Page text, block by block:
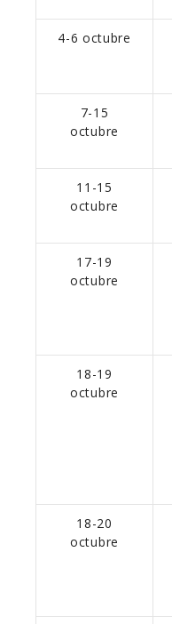
4-6 octubre
7-15
octubre
11-15
octubre
17-19
octubre
18-19
octubre
18-20
octubre